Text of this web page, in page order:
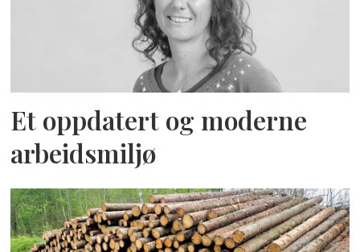
Et oppdatert og moderne
arbeidsmiljø